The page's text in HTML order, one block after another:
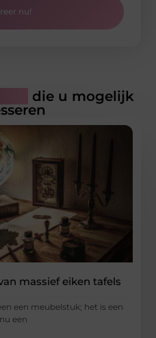
nu!
die u mogelijk
massief eiken tafels
een meubelstuk; het is een
een